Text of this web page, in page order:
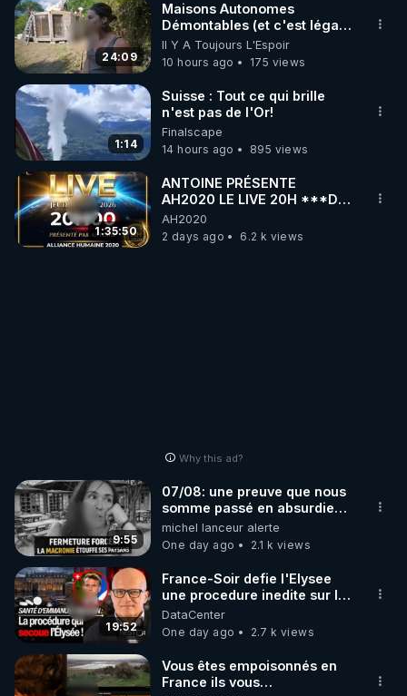
24:09
Maisons Autonomes
Démontables (et c'est légal).
Visite éco village en
Bretagne
Il Y A Toujours L'Espoir
10 hours ago
175 views
1:14
Suisse : Tout ce qui brille
n'est pas de l'Or!
Finalscape
14 hours ago
895 views
1:35:50
ANTOINE PRÉSENTE
AH2020 LE LIVE 20H ***DU
06/08/2026***
AH2020
2 days ago
6.2 k views
Why this ad?
9:55
07/08: une preuve que nous
somme passé en absurdie
une dictature qui veut faire
taire ses opposant !
michel lanceur alerte
One day ago
2.1 k views
19:52
France-Soir defie l'Elysee
une procedure inedite sur la
sante du president - Nexus
DataCenter
One day ago
2.7 k views
Vous êtes empoisonnés en
France ils vous